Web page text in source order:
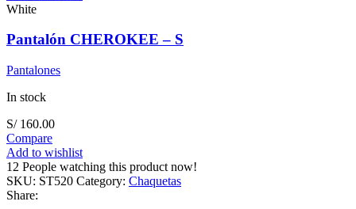
White
Pantalón CHEROKEE – S
Pantalones
In stock
S/160.00
Compare
Add to wishlist
12 People watching this product now!
SKU: ST520 Category: Chaquetas
Share: